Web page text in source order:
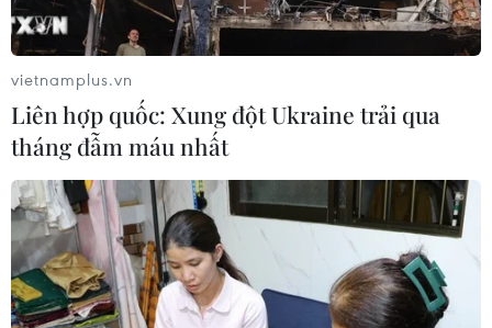
TIN CÙNG CHUYÊN MỤC
vietnamplus.vn
Liên hợp quốc: Xung đột Ukraine trải qua
tháng đẫm máu nhất